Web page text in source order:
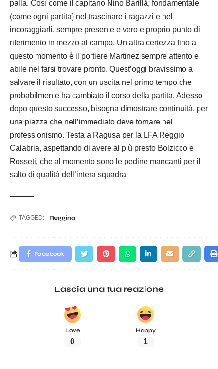
palla. Così come il capitano Nino Barillà, fondamentale
(come ogni partita) nel trascinare i ragazzi e nel
incoraggiarli, sempre presente e vero e proprio punto di
riferimento in mezzo al campo. Un altra certezza fino a
questo momento è il portiere Martinez sempre attento e
abile nel farsi trovare pronto. Quest’oggi bravissimo a
salvare il risultato, con un uscita nel primo tempo che
probabilmente ha cambiato il corso della partita. Adesso
dopo questo successo, bisogna dimostrare continuità, per
una piazza che nell’immediato deve tornare nel
professionismo. Testa a Ragusa per la LFA Reggio
Calabria, aspettando di avere al più presto Bolzicco e
Rosseti, che al momento sono le pedine mancanti per il
salto di qualità dell’intera squadra.
TAGGED: Reggina
Facebook
Lascia una tua reazione
Love
0
Happy
1